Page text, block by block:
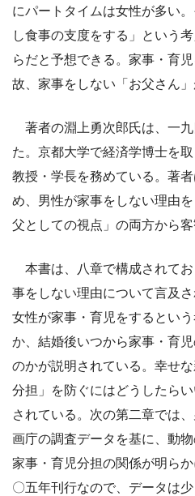
にパートタイムは女性が多い
し食事の支度をする」という
らだと予想できる。家事・育
故、家事をしない「お父さん」
著者の淵上勇次郎氏は、一
た。京都大学で経済学博士を
教授・学長を務めている。著
め、男性が家事をしない理由
父としての視点」の両方から客
本書は、八章で構成されて
事をしない理由について言及
女性が家事・育児をするとい
か、結婚後いつから家事・育
のかが説明されている。幸せ
分担」を防ぐにはどうしたら
されている。次の第二章では
画庁の調査データを基に、動
家事・育児分担の関係が明ら
〇五年刊行なので、データは